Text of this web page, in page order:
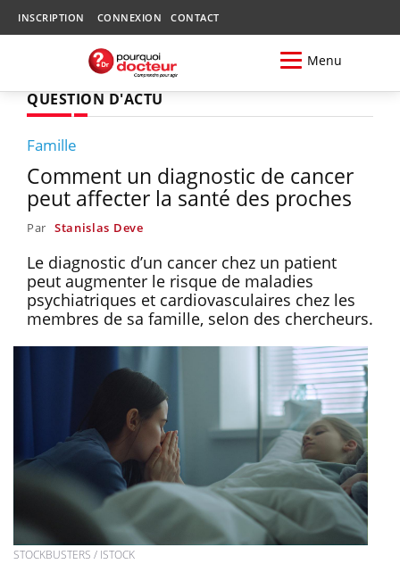
INSCRIPTION CONNEXION CONTACT
Menu
QUESTION D'ACTU
Famille
Comment un diagnostic de cancer
peut affecter la santé des proches
Par Stanislas Deve
Le diagnostic d’un cancer chez un patient
peut augmenter le risque de maladies
psychiatriques et cardiovasculaires chez les
membres de sa famille, selon des chercheurs.
STOCKBUSTERS / ISTOCK